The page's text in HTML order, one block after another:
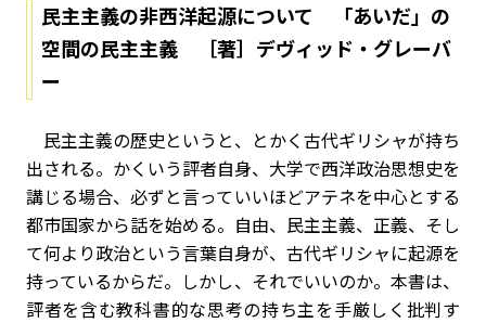
民主主義の非西洋起源について 「あいだ」の
空間の民主主義 ［著］デヴィッド・グレーバ
ー
民主主義の歴史というと、とかく古代ギリシャが持ち
出される。かくいう評者自身、大学で西洋政治思想史を
講じる場合、必ずと言っていいほどアテネを中心とする
都市国家から話を始める。自由、民主主義、正義、そし
て何より政治という言葉自身が、古代ギリシャに起源を
持っているからだ。しかし、それでいいのか。本書は、
評者を含む教科書的な思考の持ち主を手厳しく批判す